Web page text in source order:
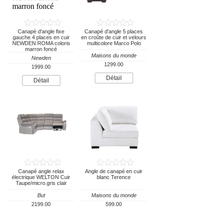
Canapé d'angle fixe
gauche 4 places en cuir
NEWDEN ROMA coloris
marron foncé
Newden
1999.00
Détail
Canapé d'angle 5 places
en croûte de cuir et velours
multicolore Marco Polo
Maisons du monde
1299.00
Détail
Canapé angle relax
électrique WELTON Cuir
Taupe/micro.gris clair
But
2199.00
Angle de canapé en cuir
blanc Terence
Maisons du monde
599.00